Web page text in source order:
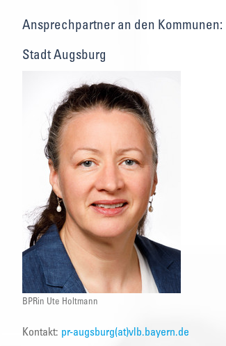
Ansprechpartner an den Kommunen:
Stadt Augsburg
BPRin Ute Holtmann
Kontakt: pr-augsburg(at)vlb.bayern.de